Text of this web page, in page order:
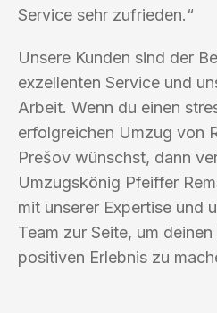
Service sehr zufrieden.“
Unsere Kunden sind der
exzellenten Service und
Arbeit. Wenn du einen
erfolgreichen Umzug von
Prešov wünschst, dann
Umzugskönig Pfeiffer
mit unserer Expertise und
Team zur Seite, um
positiven Erlebnis zu